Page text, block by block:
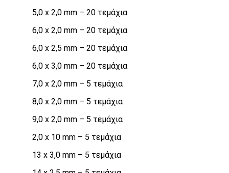
5,0 x 2,0 mm – 20 τεμάχια
6,0 x 2,0 mm – 20 τεμάχια
6,0 x 2,5 mm – 20 τεμάχια
6,0 x 3,0 mm – 20 τεμάχια
7,0 x 2,0 mm – 5 τεμάχια
8,0 x 2,0 mm – 5 τεμάχια
9,0 x 2,0 mm – 5 τεμάχια
2,0 x 10 mm – 5 τεμάχια
13 x 3,0 mm – 5 τεμάχια